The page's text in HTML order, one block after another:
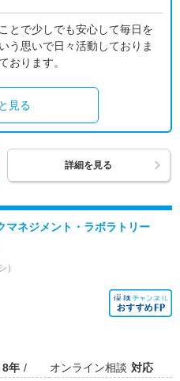
とで少しでも安心して毎日を
う思いで日々活動しておりま
おります。
見る
詳細を見る
マネジメント・ラボラトリー
）
8年 オンライン相談 対応